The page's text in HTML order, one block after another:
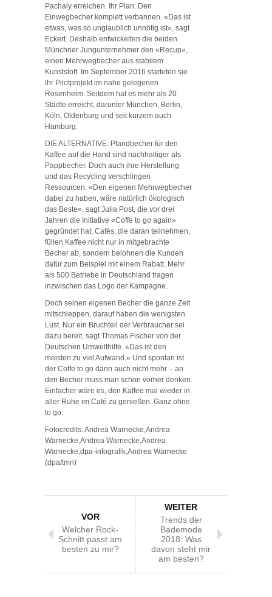
Pachaly erreichen. Ihr Plan: Den
Einwegbecher komplett verbannen. «Das ist
etwas, was so unglaublich unnötig ist», sagt
Eckert. Deshalb entwickelten die beiden
Münchner Jungunternehmer den «Recup»,
einen Mehrwegbecher aus stabilem
Kunststoff. Im September 2016 starteten sie
ihr Pilotprojekt im nahe gelegenen
Rosenheim. Seitdem hat es mehr als 20
Städte erreicht, darunter München, Berlin,
Köln, Oldenburg und seit kurzem auch
Hamburg.
DIE ALTERNATIVE: Pfandbecher für den
Kaffee auf die Hand sind nachhaltiger als
Pappbecher. Doch auch ihre Herstellung
und das Recycling verschlingen
Ressourcen. «Den eigenen Mehrwegbecher
dabei zu haben, wäre natürlich ökologisch
das Beste», sagt Julia Post, die vor drei
Jahren die Initiative «Coffe to go again»
gegründet hat. Cafés, die daran teilnehmen,
füllen Kaffee nicht nur in mitgebrachte
Becher ab, sondern belohnen die Kunden
dafür zum Beispiel mit einem Rabatt. Mehr
als 500 Betriebe in Deutschland tragen
inzwischen das Logo der Kampagne.
Doch seinen eigenen Becher die ganze Zeit
mitschleppen, darauf haben die wenigsten
Lust. Nur ein Bruchteil der Verbraucher sei
dazu bereit, sagt Thomas Fischer von der
Deutschen Umwelthilfe. «Das ist den
meisten zu viel Aufwand.» Und spontan ist
der Coffe to go dann auch nicht mehr – an
den Becher muss man schon vorher denken.
Einfacher wäre es, den Kaffee mal wieder in
aller Ruhe im Café zu genießen. Ganz ohne
to go.
Fotocredits: Andrea Warnecke,Andrea
Warnecke,Andrea Warnecke,Andrea
Warnecke,dpa-infografik,Andrea Warnecke
(dpa/tmn)
VOR
Welcher Rock-
Schnitt passt am
besten zu mir?
WEITER
Trends der
Bademode
2018: Was
davon steht mir
am besten?